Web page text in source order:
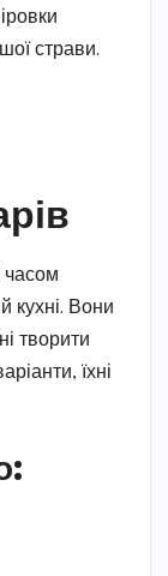
страви.
часом
кухні. Вони
творити
їхні